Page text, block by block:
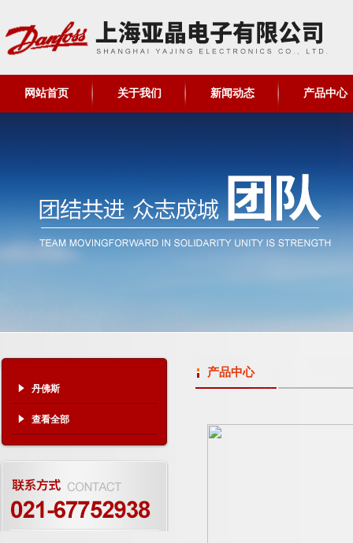
网站首页 关于我们 新闻动态 产品中心
丹佛斯
查看全部
产品中心